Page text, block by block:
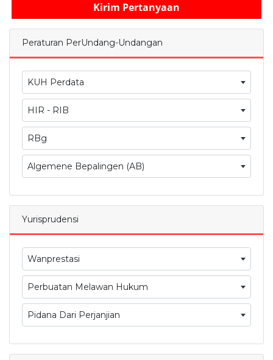
Kirim Pertanyaan
Peraturan PerUndang-Undangan
KUH Perdata
HIR - RIB
RBg
Algemene Bepalingen (AB)
Yurisprudensi
Wanprestasi
Perbuatan Melawan Hukum
Pidana Dari Perjanjian